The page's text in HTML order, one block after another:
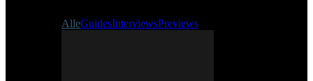
AlleGuidesInterviewsPreviews